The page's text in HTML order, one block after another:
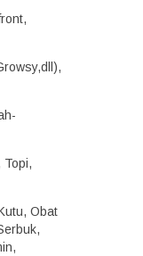
Topi,
Obat